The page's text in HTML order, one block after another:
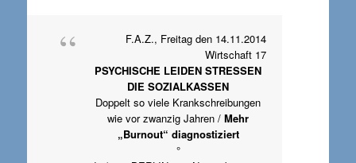
F.A.Z., Freitag den 14.11.2014
Wirtschaft 17
PSYCHISCHE LEIDEN STRESSEN
DIE SOZIALKASSEN
Doppelt so viele Krankschreibungen
wie vor zwanzig Jahren /Mehr
„Burnout“ diagnostiziert
°